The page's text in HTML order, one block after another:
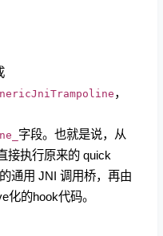
，
字段。也就是说，从
接执行原来的 quick
通用 JNI 调用桥，再由
化的hook代码。